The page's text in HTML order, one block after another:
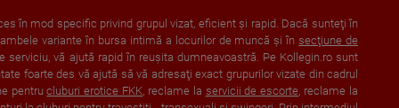
în mod specific privind grupul vizat, eficient şi rapid. Dacă sunteţi în
variante în bursa intimă a locurilor de muncă şi însecţiune de
vă ajută rapid în reuşita dumneavoastră. Pe Kollegin.ro sunt
foarte des vă ajută să vă adresaţi exact grupurilor vizate din cadrul
pentrucluburi erotice FKK, reclame la servicii de escorte, reclame la